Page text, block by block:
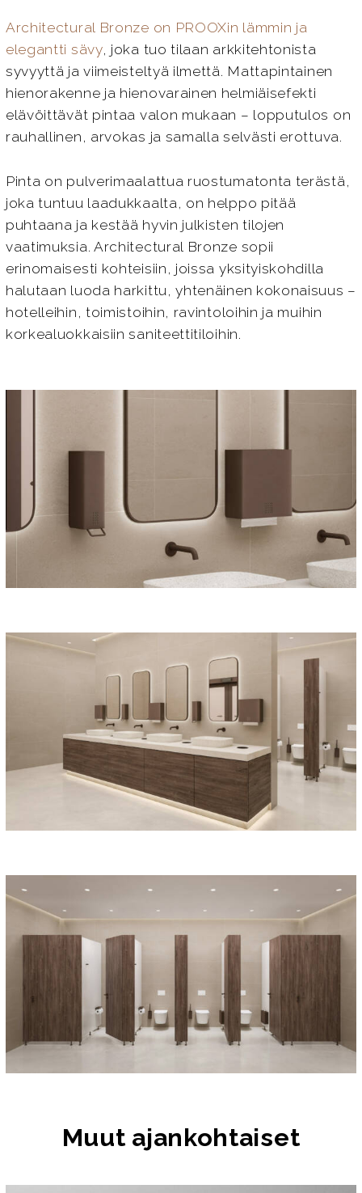
Architectural Bronze on PROOXin lämmin ja
elegantti sävy, joka tuo tilaan arkkitehtonista
syvyyttä ja viimeisteltyä ilmettä. Mattapintainen
hienorakenne ja hienovarainen helmiäisefekti
elävöittävät pintaa valon mukaan – lopputulos on
rauhallinen, arvokas ja samalla selvästi erottuva.
Pinta on pulverimaalattua ruostumatonta terästä,
joka tuntuu laadukkaalta, on helppo pitää
puhtaana ja kestää hyvin julkisten tilojen
vaatimuksia. Architectural Bronze sopii
erinomaisesti kohteisiin, joissa yksityiskohdilla
halutaan luoda harkittu, yhtenäinen kokonaisuus –
hotelleihin, toimistoihin, ravintoloihin ja muihin
korkealuokkaisiin saniteettitiloihin.
Muut ajankohtaiset